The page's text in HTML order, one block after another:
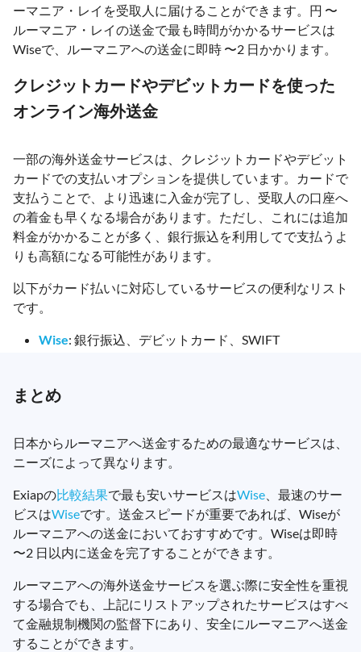
ーマニア・レイを受取人に届けることができます。円 〜
ルーマニア・レイの送金で最も時間がかかるサービスは
Wiseで、ルーマニアへの送金に即時 〜2 日かかります。
クレジットカードやデビットカードを使った
オンライン海外送金
一部の海外送金サービスは、クレジットカードやデビット
カードでの支払いオプションを提供しています。カードで
支払うことで、より迅速に入金が完了し、受取人の口座へ
の着金も早くなる場合があります。ただし、これには追加
料金がかかることが多く、銀行振込を利用してで支払うよ
りも高額になる可能性があります。
以下がカード払いに対応しているサービスの便利なリスト
です。
Wise: 銀行振込、デビットカード、SWIFT
まとめ
日本からルーマニアへ送金するための最適なサービスは、
ニーズによって異なります。
Exiapの比較結果で最も安いサービスはWise 、最速のサー
ビスはWiseです。送金スピードが重要であれば、Wiseが
ルーマニアへの送金においておすすめです。Wiseは即時
〜2 日以内に送金を完了することができます。
ルーマニアへの海外送金サービスを選ぶ際に安全性を重視
する場合でも、上記にリストアップされたサービスはすべ
て金融規制機関の監督下にあり、安全にルーマニアへ送金
することができます。